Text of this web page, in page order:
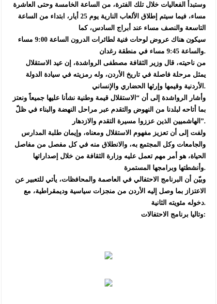
وستبدأ الفعاليات خلال تلك الفترة، من الساعة الخامسة وحتى العاشرة
مساء، فيما سيتم إطلاق الألعاب النارية يوم 25 أيار، ابتداء من الساعة
التاسعة والنصف مساء عند أبراج السادس، كما
سيكون هناك عروض لوحات فنية لطائرات الدرون الساعة 9:00 مساء
والساعة 9:45 مساء في منطقة رغدان.
من ناحيته، قال وزير الثقافة مصطفى الرواشدة، إن عيد الاستقلال
يمثل مرحلة فاصلة في تاريخ الأردن، وله رمزيته في سيادة الدولة
الأردنية وقيمها وإرثها الحضاري والإنساني.
وأشار الرواشدة إلى أن “الاستقلال قيمة وطنية نشأنا عليها جميعاً ونعتز
بما أتاحه لبلدنا من النهوض والتقدم عبر مراحل النهضة والبناء في ظلّ
الهاشميين الذين عززوا مسيرة التقدم والازدهار”.
ولفت إلى أن تعزيز مفهوم الاستقلال ومعناه، وإيمان طلبة المدارس
والجامعات وكل المجتمع به، والانطلاق منه في كل مفصل من مفاصل
الحياة، هو أمر مهم تعمل عليه وزارة الثقافة من خلال إصداراتها
وأنشطتها وبرامجها المستمرة.
وبيّن أن البرنامج الاحتفالي في العاصمة والمحافظات، يأتي للتعبير عن
الاعتزاز بما وصل إليه الأردن من منجزات سياسية وديمقراطية، مع
دخوله مئويته الثانية.
وتاليا برنامج الاحتفالات: